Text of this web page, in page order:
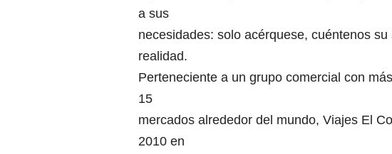
a sus
necesidades: solo acérquese, cuéntenos
realidad.
Perteneciente a un grupo comercial con
15
mercados alrededor del mundo, Viajes El
2010 en